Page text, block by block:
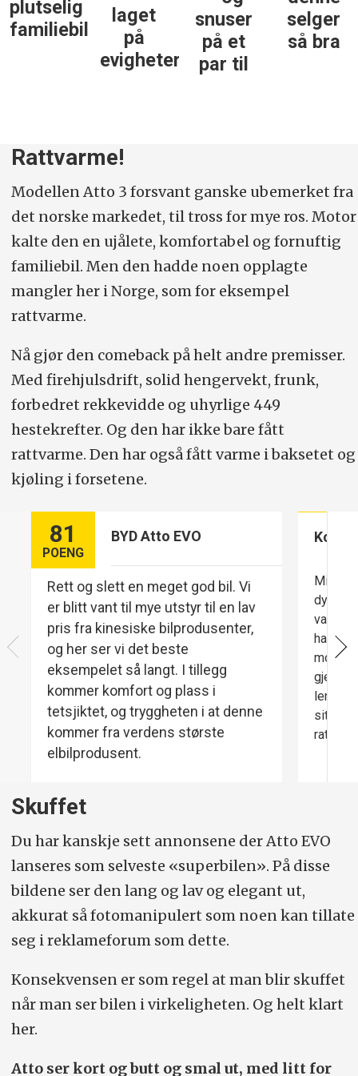
laget
på
evigheter
snuser
på et
par til
selger
så bra
Rattvarme!
Modellen Atto 3 forsvant ganske ubemerket fra
det norske markedet, til tross for mye ros. Motor
kalte den en ujålete, komfortabel og fornuftig
familiebil. Men den hadde noen opplagte
mangler her i Norge, som for eksempel
rattvarme.
Nå gjør den comeback på helt andre premisser.
Med firehjulsdrift, solid hengervekt, frunk,
forbedret rekkevidde og uhyrlige 449
hestekrefter. Og den har ikke bare fått
rattvarme. Den har også fått varme i baksetet og
kjøling i forsetene.
BYD Atto EVO
81
POENG
Rett og slett en meget god bil. Vi
er blitt vant til mye utstyr til en lav
pris fra kinesiske bilprodusenter,
og her ser vi det beste
eksempelet så langt. I tillegg
kommer komfort og plass i
tetsjiktet, og tryggheten i at denne
kommer fra verdens største
elbilprodusent.
Mindre
dyrere
varme
har en
mot
lengre
ratt og
Skuffet
Du har kanskje sett annonsene der Atto EVO
lanseres som selveste «superbilen». På disse
bildene ser den lang og lav og elegant ut,
akkurat så fotomanipulert som noen kan tillate
seg i reklameforum som dette.
Konsekvensen er som regel at man blir skuffet
når man ser bilen i virkeligheten. Og helt klart
her.
Atto ser kort og butt og smal ut, med litt for